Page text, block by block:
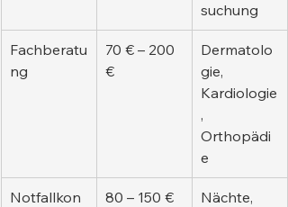
suchung
Fachberatu
ng
70 € – 200
€
Dermatolo
gie,
Kardiologie
,
Orthopädi
e
Notfallkon
80 – 150 €
Nächte,